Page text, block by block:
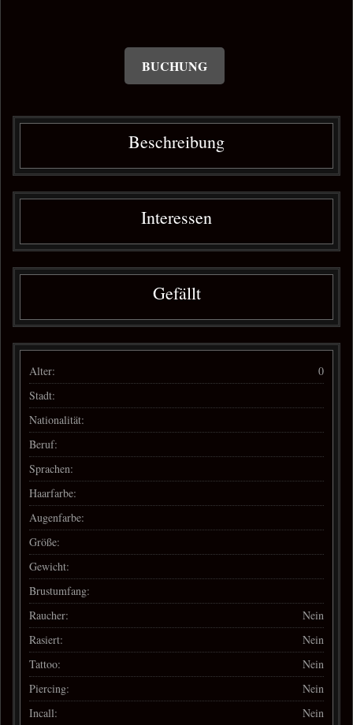
BUCHUNG
Beschreibung
Interessen
Gefällt
Alter:
0
Stadt:
Nationalität:
Beruf:
Sprachen:
Haarfarbe:
Augenfarbe:
Größe:
Gewicht:
Brustumfang:
Raucher:
Nein
Rasiert:
Nein
Tattoo:
Nein
Piercing:
Nein
Incall:
Nein